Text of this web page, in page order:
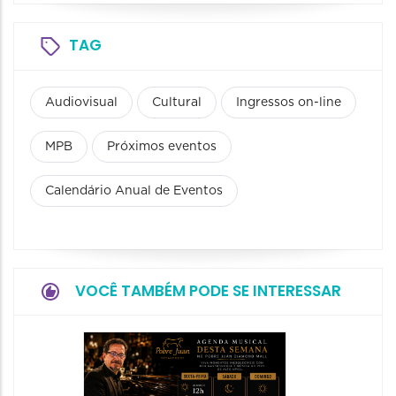
TAG
Audiovisual Cultural Ingressos on-line
MPB Próximos eventos
Calendário Anual de Eventos
VOCÊ TAMBÉM PODE SE INTERESSAR